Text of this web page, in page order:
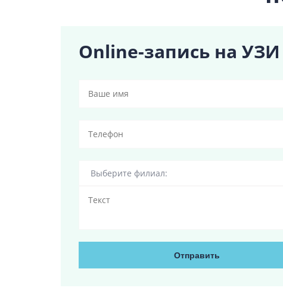
Online-запись на УЗИ
Отправить